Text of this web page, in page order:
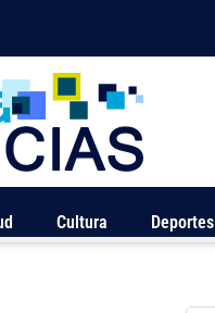
Cultura Deportes